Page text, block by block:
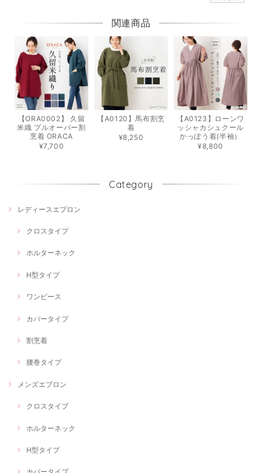
関連商品
【ORA0002】 久留
米織 プルオーバー割
烹着 ORACA
¥7,700
【A0120】馬布割烹
着
¥8,250
【A0123】ローンワ
ッシャカシュクール
かっぽう着(半袖）
¥8,800
Category
レディースエプロン
クロスタイプ
ホルターネック
H型タイプ
ワンピース
カバータイプ
割烹着
腰巻タイプ
メンズエプロン
クロスタイプ
ホルターネック
H型タイプ